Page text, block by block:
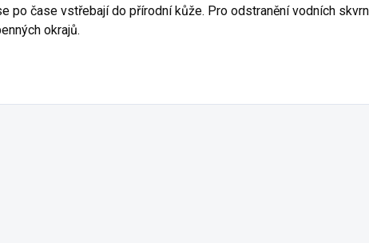
po čase vstřebají do přírodní kůže. Pro odstranění vodních
okrajů.